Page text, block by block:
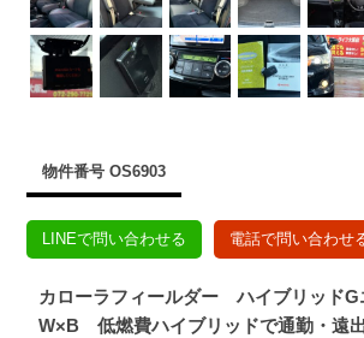
物件番号 OS6903
LINEで問い合わせる 電話で問い合わせ
カローラフィールダー ハイブリッドG
W×B 低燃費ハイブリッドで通勤・遠